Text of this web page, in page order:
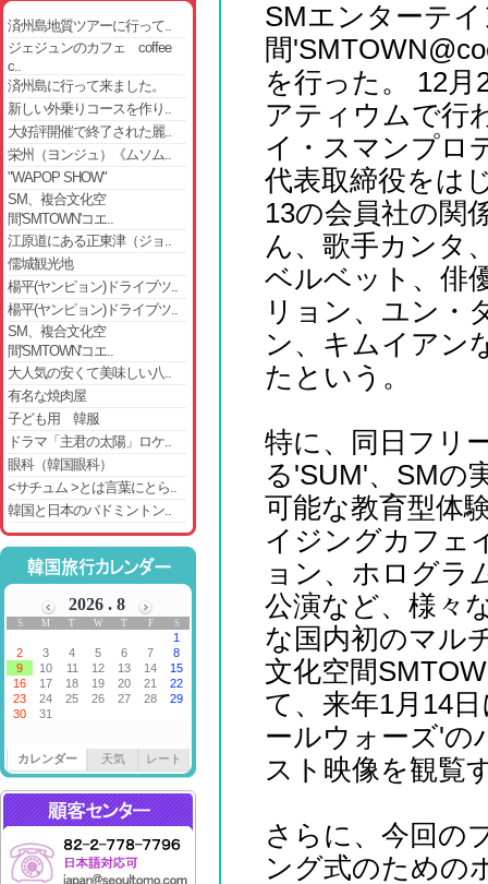
済州島地質ツアーに行って..
ジェジュンのカフェ coffee
c..
済州島に行って来ました。
新しい外乗りコースを作り..
大好評開催で終了された麗..
栄州（ヨンジュ）《ムソム..
"WAPOP SHOW"
SM、複合文化空
間'SMTOWN'コエ..
江原道にある正東津（ジョ..
儒城観光地
楊平(ヤンピョン)ドライブツ..
楊平(ヤンピョン)ドライブツ..
SM、複合文化空
間'SMTOWN'コエ..
大人気の安くて美味しい八..
有名な焼肉屋
子ども用 韓服
ドラマ「主君の太陽」ロケ..
眼科（韓国眼科）
<サチュム >とは言葉にとら..
韓国と日本のバドミントン..
カレンダー 天気 レート
SMエンターテ
間
を行った。 12
アティウムで行
イ・スマンプロ
代表取締役をは
13の会員社の関
ん、歌手カンタ
ベルベット、俳
リョン、ユン・
ン、キムイアン
たという。
特に、同日フリ
る'SUM'、SMの
可能な教育型体
イジングカフェ
ョン、ホログラ
公演など、様々
な国内初のマル
文化空間
て、来年1月14
ールウォーズ'の
スト映像を観覧
さらに、今回の
ング式のための